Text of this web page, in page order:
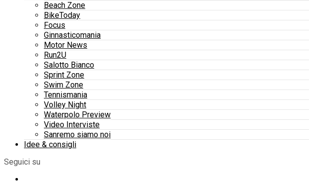
Beach Zone
BikeToday
Focus
Ginnasticomania
Motor News
Run2U
Salotto Bianco
Sprint Zone
Swim Zone
Tennismania
Volley Night
Waterpolo Preview
Video Interviste
Sanremo siamo noi
Idee & consigli
Seguici su